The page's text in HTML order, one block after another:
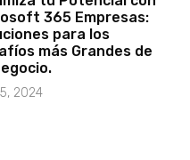
365 Empresas:
para los
más Grandes de
2024